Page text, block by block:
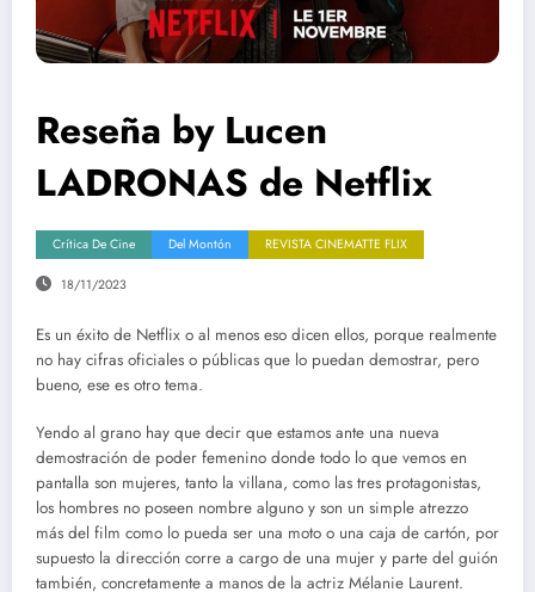
Reseña by Lucen
LADRONAS de Netflix
Crítica De Cine Del Montón REVISTA CINEMATTE FLIX
18/11/2023
Es un éxito de Netflix o al menos eso dicen ellos, porque realmente
no hay cifras oficiales o públicas que lo puedan demostrar, pero
bueno, ese es otro tema.
Yendo al grano hay que decir que estamos ante una nueva
demostración de poder femenino donde todo lo que vemos en
pantalla son mujeres, tanto la villana, como las tres protagonistas,
los hombres no poseen nombre alguno y son un simple atrezzo
más del film como lo pueda ser una moto o una caja de cartón, por
supuesto la dirección corre a cargo de una mujer y parte del guión
también, concretamente a manos de la actriz Mélanie Laurent.